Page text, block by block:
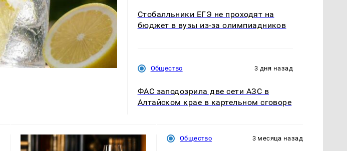
Стобалльники ЕГЭ не проходят на
бюджет в вузы из-за олимпиадников
Общество 3 дня назад
ФАС заподозрила две сети АЗС в
Алтайском крае в картельном сговоре
Общество 3 месяца назад